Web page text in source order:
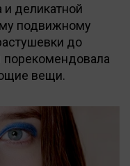
и деликатной
подвижному
до
порекомендовала
вещи.